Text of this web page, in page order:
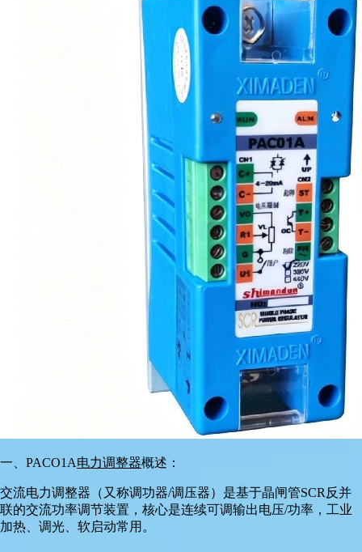
一、PACO1A电力调整器概述：
交流电力调整器（又称调功器/调压器）是基于晶闸管SCR反并
联的交流功率调节装置，核心是连续可调输出电压/功率，工业
加热、调光、软启动常用。